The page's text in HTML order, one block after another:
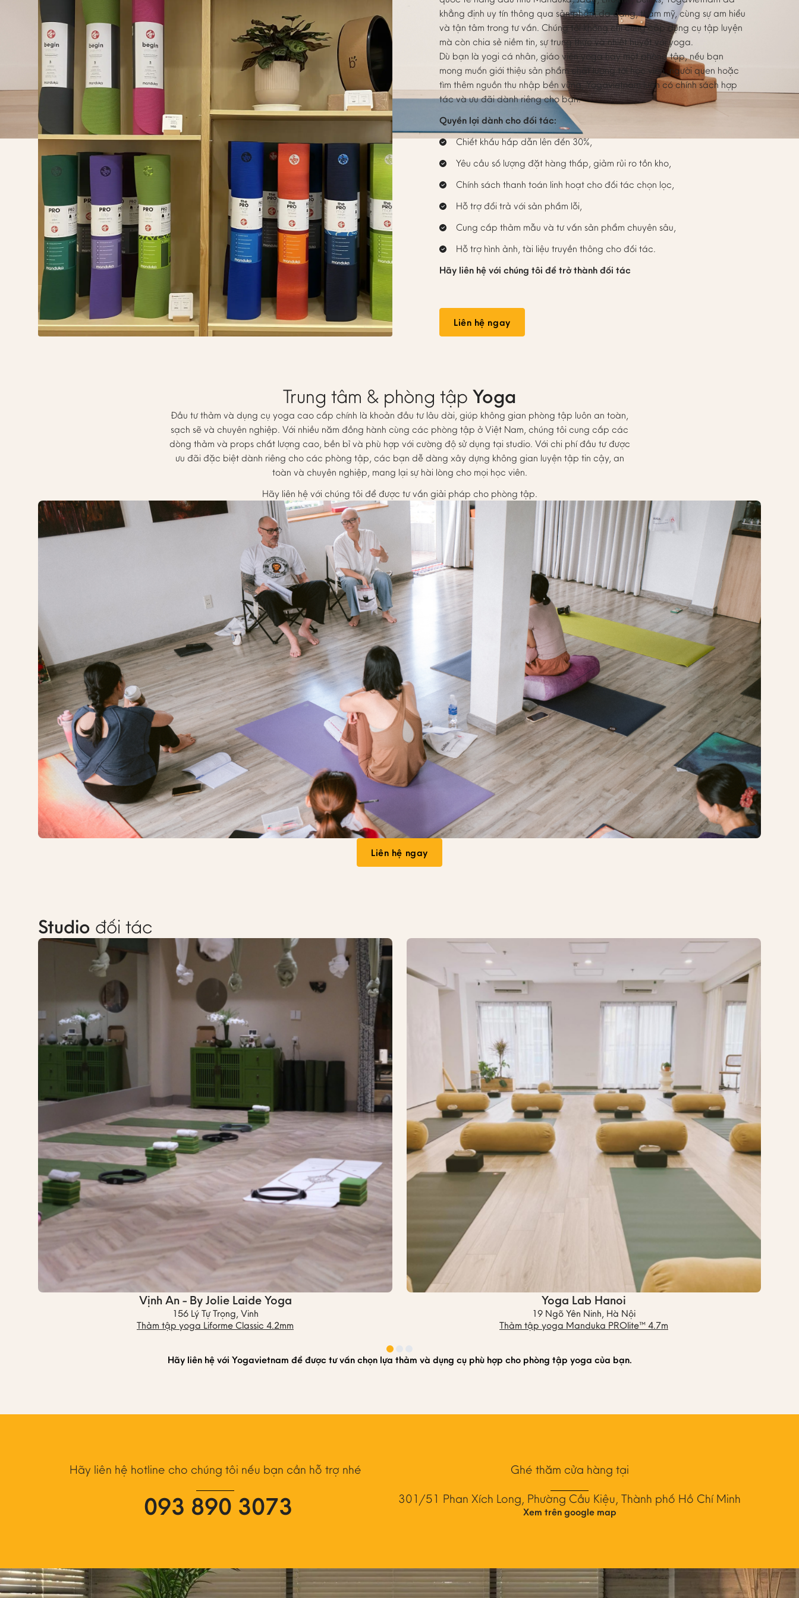
khẳng định uy tín thông qua sản phẩm đa dạng, thẩm mỹ, cùng sự am hiểu
và tận tâm trong tư vấn. Chúng tôi không chỉ cung cấp dụng cụ tập luyện
mà còn chia sẻ niềm tin, sự trung thực và nhiệt huyết với yoga.
Dù bạn là yogi cá nhân, giáo viên yoga hay một phòng tập, nếu bạn
mong muốn giới thiệu sản phẩm chất lượng tới học viên, người quen hoặc
tìm thêm nguồn thu nhập bền vững, Yogavietnam luôn có chính sách hợp
tác và ưu đãi dành riêng cho bạn.
Quyền lợi dành cho đối tác:
Chiết khấu hấp dẫn lên đến 30%,
Yêu cầu số lượng đặt hàng thấp, giảm rủi ro tồn kho,
Chính sách thanh toán linh hoạt cho đối tác chọn lọc,
Hỗ trợ đổi trả với sản phẩm lỗi,
Cung cấp thảm mẫu và tư vấn sản phẩm chuyên sâu,
Hỗ trợ hình ảnh, tài liệu truyền thông cho đối tác.
Hãy liên hệ với chúng tôi để trở thành đối tác
Liên hệ ngay
Trung tâm & phòng tập Yoga
Đầu tư thảm và dụng cụ yoga cao cấp chính là khoản đầu tư lâu dài, giúp không gian phòng tập luôn an toàn,
sạch sẽ và chuyên nghiệp. Với nhiều năm đồng hành cùng các phòng tập ở Việt Nam, chúng tôi cung cấp các
dòng thảm và props chất lượng cao, bền bỉ và phù hợp với cường độ sử dụng tại studio. Với chi phí đầu tư được
ưu đãi đặc biệt dành riêng cho các phòng tập, các bạn dễ dàng xây dựng không gian luyện tập tin cậy, an
toàn và chuyên nghiệp, mang lại sự hài lòng cho mọi học viên.
Hãy liên hệ với chúng tôi để được tư vấn giải pháp cho phòng tập.
Liên hệ ngay
Studio đối tác
Vịnh An - By Jolie Laide Yoga
156 Lý Tự Trọng, Vinh
Thảm tập yoga Liforme Classic 4.2mm
Yoga Lab Hanoi
19 Ngõ Yên Ninh, Hà Nội
Thảm tập yoga Manduka PROlite™ 4.7m
Hãy liên hệ với Yogavietnam để được tư vấn chọn lựa thảm và dụng cụ phù hợp cho phòng tập yoga của bạn.
Hãy liên hệ hotline cho chúng tôi nếu bạn cần hỗ trợ nhé
093 890 3073
Ghé thăm cửa hàng tại
301/51 Phan Xích Long, Phường Cầu Kiệu, Thành phố Hồ Chí Minh
Xem trên google map